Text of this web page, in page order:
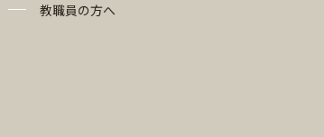
教職員の方へ